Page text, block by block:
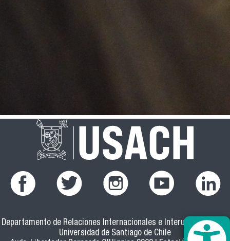
Departamento de Relaciones Internacionales e Interuniversitarias
Universidad de Santiago de Chile